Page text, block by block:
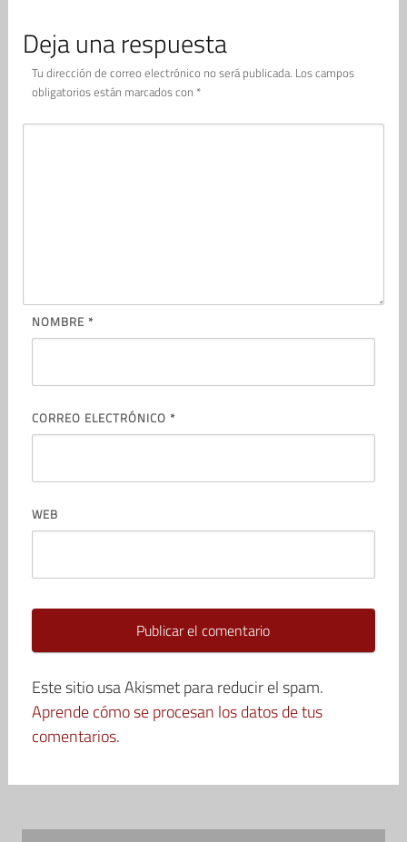
Deja una respuesta
Tu dirección de correo electrónico no será publicada. Los campos
obligatorios están marcados con *
NOMBRE *
CORREO ELECTRÓNICO *
WEB
Este sitio usa Akismet para reducir el spam.
Aprende cómo se procesan los datos de tus
comentarios.